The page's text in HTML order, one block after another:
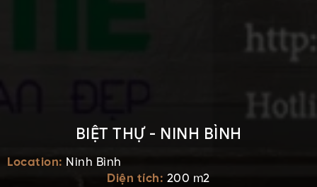
BIỆT THỰ - NINH BÌNH
Location: Ninh Bình
Diện tích: 200 m2